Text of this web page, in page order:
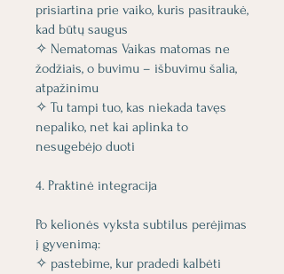
prisiartina prie vaiko, kuris pasitraukė,
kad būtų saugus
✧ Nematomas Vaikas matomas ne
žodžiais, o buvimu – išbuvimu šalia,
atpažinimu
✧ Tu tampi tuo, kas niekada tavęs
nepaliko, net kai aplinka to
nesugebėjo duoti
4. Praktinė integracija
Po kelionės vyksta subtilus perėjimas
į gyvenimą:
✧ pastebime, kur pradedi kalbėti